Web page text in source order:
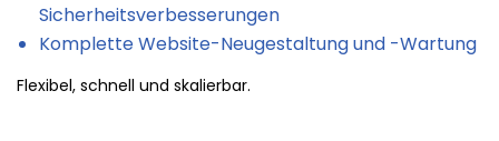
Sicherheitsverbesserungen
Komplette Website-Neugestaltung und -Wartung
Flexibel, schnell und skalierbar.